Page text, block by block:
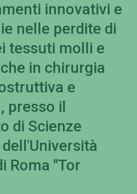
innovativi e
nelle perdite di
tessuti molli e
in chirurgia
e
presso il
di Scienze
Roma "Tor